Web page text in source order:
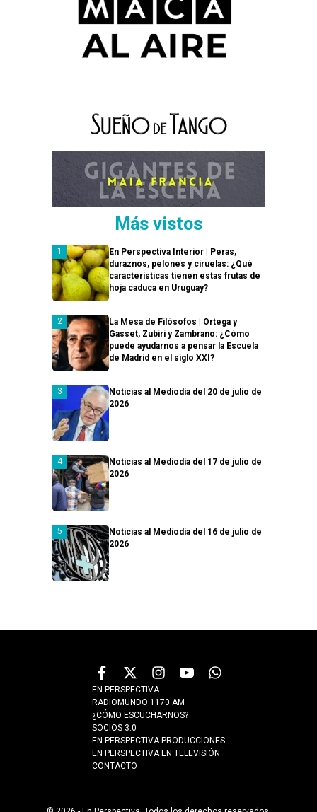
Más vistos
En Perspectiva Interior | Peras,
duraznos, pelones y ciruelas: ¿Qué
características tienen estas frutas de
hoja caduca en Uruguay?
La Mesa de Filósofos | Ortega y
Gasset, Zubiri y Zambrano: ¿Cómo
puede ayudarnos a pensar la Escuela
de Madrid en el siglo XXI?
Noticias al Mediodía del 20 de julio de
2026
Noticias al Mediodía del 17 de julio de
2026
Noticias al Mediodía del 16 de julio de
2026
EN PERSPECTIVA
RADIOMUNDO 1170 AM
¿CÓMO ESCUCHARNOS?
SOCIOS 3.0
EN PERSPECTIVA PRODUCCIONES
EN PERSPECTIVA EN TELEVISIÓN
CONTACTO